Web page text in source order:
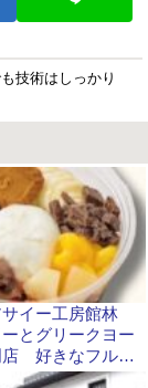
技術はしっかり
イー工房館林
とグリークヨー
店 好きなフルー
イズできますよ